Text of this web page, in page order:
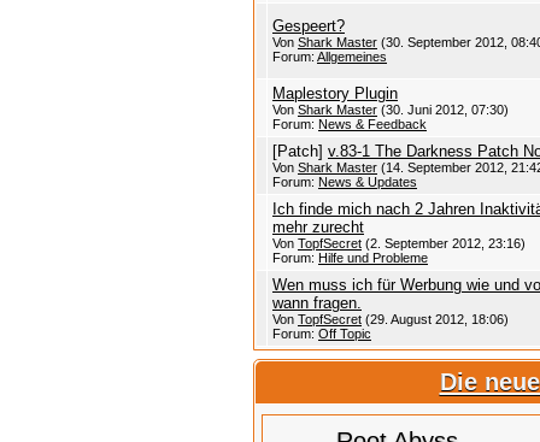
Gespeert?
Von Shark Master (30. September 2012,
Forum: Allgemeines
Maplestory Plugin
Von Shark Master (30. Juni 2012, 07:30)
Forum: News & Feedback
[Patch] v.83-1 The Darkness Patch
Von Shark Master (14. September 2012,
Forum: News & Updates
Ich finde mich nach 2 Jahren
mehr zurecht
Von TopfSecret (2. September 2012, 23:16)
Forum: Hilfe und Probleme
Wen muss ich für Werbung wie und
wann fragen.
Von TopfSecret (29. August 2012, 18:06)
Forum: Off Topic
Die